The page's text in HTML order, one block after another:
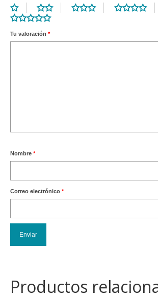
Tu valoración *
Nombre *
Correo electrónico *
Productos